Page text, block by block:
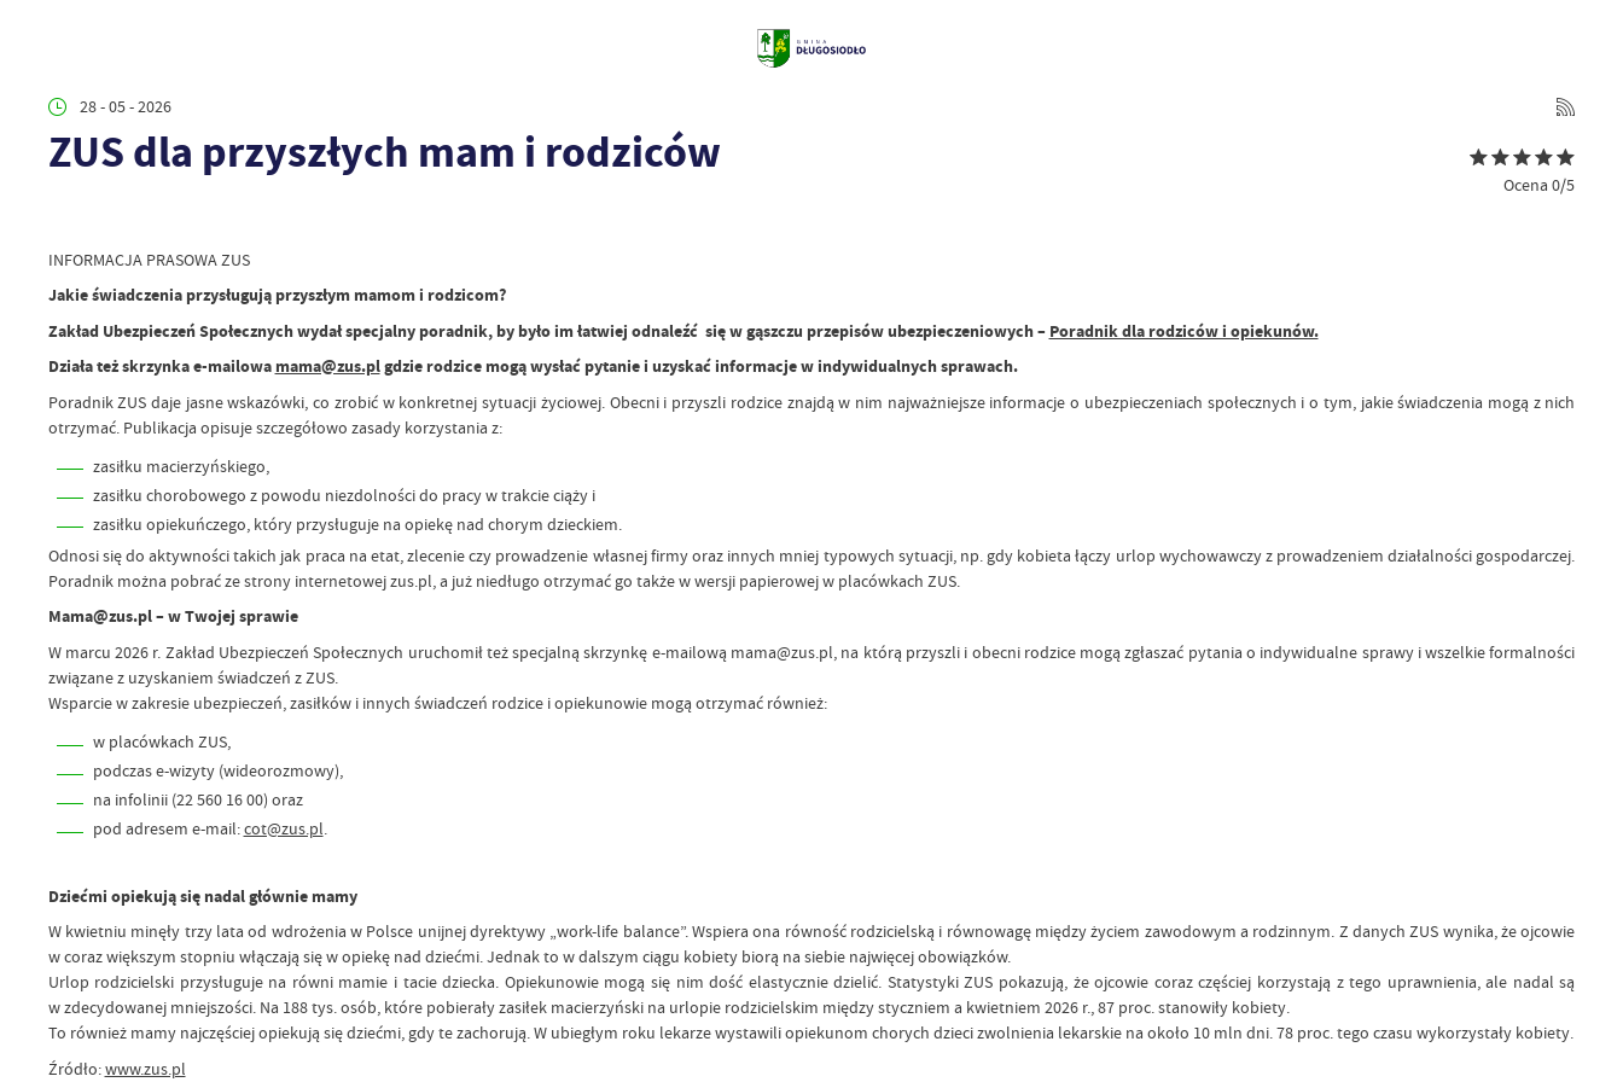
28 - 05 - 2026
ZUS dla przyszłych mam i rodziców
Ocena 0/5
INFORMACJA PRASOWA ZUS
Jakie świadczenia przysługują przyszłym mamom i rodzicom?
Zakład Ubezpieczeń Społecznych wydał specjalny poradnik, by było im łatwiej odnaleźć się w gąszczu przepisów ubezpieczeniowych – Poradnik dla rodziców i opiekunów.
Działa też skrzynka e-mailowa mama@zus.plgdzie rodzice mogą wysłać pytanie i uzyskać informacje w indywidualnych sprawach.
Poradnik ZUS daje jasne wskazówki, co zrobić w konkretnej sytuacji życiowej. Obecni i przyszli rodzice znajdą w nim najważniejsze informacje o ubezpieczeniach społecznych i o tym, jakie świadczenia mogą z nich
otrzymać. Publikacja opisuje szczegółowo zasady korzystania z:
zasiłku macierzyńskiego,
zasiłku chorobowego z powodu niezdolności do pracy w trakcie ciąży i
zasiłku opiekuńczego, który przysługuje na opiekę nad chorym dzieckiem.
Odnosi się do aktywności takich jak praca na etat, zlecenie czy prowadzenie własnej firmy oraz innych mniej typowych sytuacji, np. gdy kobieta łączy urlop wychowawczy z prowadzeniem działalności gospodarczej.
Poradnik można pobrać ze strony internetowej zus.pl, a już niedługo otrzymać go także w wersji papierowej w placówkach ZUS.
Mama@zus.pl – w Twojej sprawie
W marcu 2026 r. Zakład Ubezpieczeń Społecznych uruchomił też specjalną skrzynkę e-mailową mama@zus.pl, na którą przyszli i obecni rodzice mogą zgłaszać pytania o indywidualne sprawy i wszelkie formalności
związane z uzyskaniem świadczeń z ZUS.
Wsparcie w zakresie ubezpieczeń, zasiłków i innych świadczeń rodzice i opiekunowie mogą otrzymać również:
w placówkach ZUS,
podczas e-wizyty (wideorozmowy),
na infolinii (22 560 16 00) oraz
pod adresem e-mail:cot@zus.pl.
Dziećmi opiekują się nadal głównie mamy
W kwietniu minęły trzy lata od wdrożenia w Polsce unijnej dyrektywy „work-life balance”. Wspiera ona równość rodzicielską i równowagę między życiem zawodowym a rodzinnym. Z danych ZUS wynika, że ojcowie
w coraz większym stopniu włączają się w opiekę nad dziećmi. Jednak to w dalszym ciągu kobiety biorą na siebie najwięcej obowiązków.
Urlop rodzicielski przysługuje na równi mamie i tacie dziecka. Opiekunowie mogą się nim dość elastycznie dzielić. Statystyki ZUS pokazują, że ojcowie coraz częściej korzystają z tego uprawnienia, ale nadal są
w zdecydowanej mniejszości. Na 188 tys. osób, które pobierały zasiłek macierzyński na urlopie rodzicielskim między styczniem a kwietniem 2026 r., 87 proc. stanowiły kobiety.
To również mamy najczęściej opiekują się dziećmi, gdy te zachorują. W ubiegłym roku lekarze wystawili opiekunom chorych dzieci zwolnienia lekarskie na około 10 mln dni. 78 proc. tego czasu wykorzystały kobiety.
Źródło:www.zus.pl